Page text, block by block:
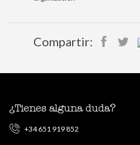
Compartir:
¿Tienes alguna duda?
+34 651 919 852